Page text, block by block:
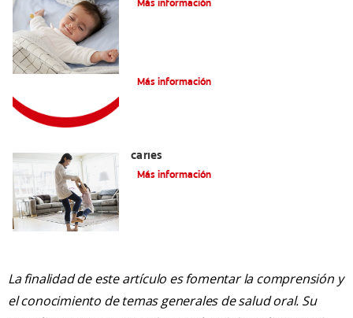
Más información
Más información
caries
Más información
La finalidad de este artículo es fomentar la comprensión y
el conocimiento de temas generales de salud oral. Su